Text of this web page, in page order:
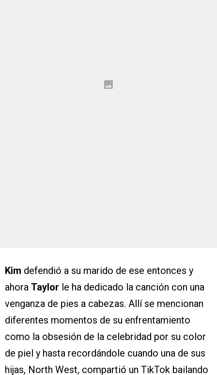
Kim defendió a su marido de ese entonces y
ahora Taylor le ha dedicado la canción con una
venganza de pies a cabezas. Allí se mencionan
diferentes momentos de su enfrentamiento
como la obsesión de la celebridad por su color
de piel y hasta recordándole cuando una de sus
hijas, North West, compartió un TikTok bailando